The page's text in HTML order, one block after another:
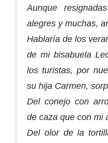
Aunque
alegres y muchas,
Hablaría de los
de mi bisabuela
los turistas, por
su hija Carmen,
Del conejo con
de caza que con mi
Del olor de la